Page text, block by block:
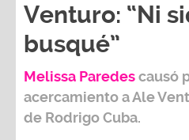
Venturo: “Ni
busqué”
Melissa Paredescausó
acercamiento aAle
de Rodrigo Cuba.